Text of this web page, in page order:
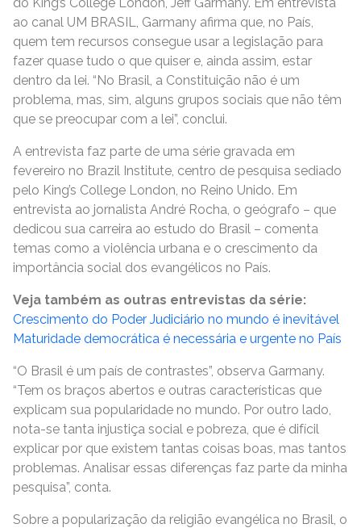
ao canal UM BRASIL, Garmany afirma que, no País,
quem tem recursos consegue usar a legislação para
fazer quase tudo o que quiser e, ainda assim, estar
dentro da lei. “No Brasil, a Constituição não é um
problema, mas, sim, alguns grupos sociais que não têm
que se preocupar com a lei”, conclui.
A entrevista faz parte de uma série gravada em
fevereiro no Brazil Institute, centro de pesquisa sediado
pelo King’s College London, no Reino Unido. Em
entrevista ao jornalista André Rocha, o geógrafo – que
dedicou sua carreira ao estudo do Brasil – comenta
temas como a violência urbana e o crescimento da
importância social dos evangélicos no País.
Veja também as outras entrevistas da série:
Crescimento do Poder Judiciário no mundo é inevitável
Maturidade democrática é necessária e urgente no País
“O Brasil é um país de contrastes”, observa Garmany.
“Tem os braços abertos e outras características que
explicam sua popularidade no mundo. Por outro lado,
nota-se tanta injustiça social e pobreza, que é difícil
explicar por que existem tantas coisas boas, mas tantos
problemas. Analisar essas diferenças faz parte da minha
pesquisa”, conta.
Sobre a popularização da religião evangélica no Brasil, o